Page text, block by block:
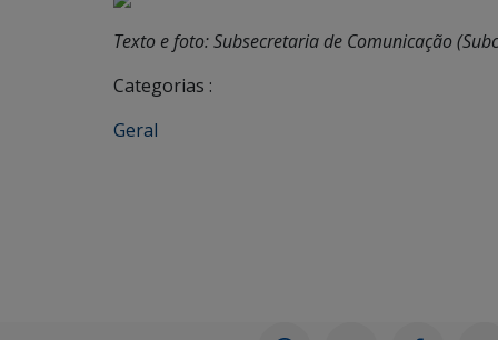
Texto e foto: Subsecretaria de Comunicação
Categorias :
Geral